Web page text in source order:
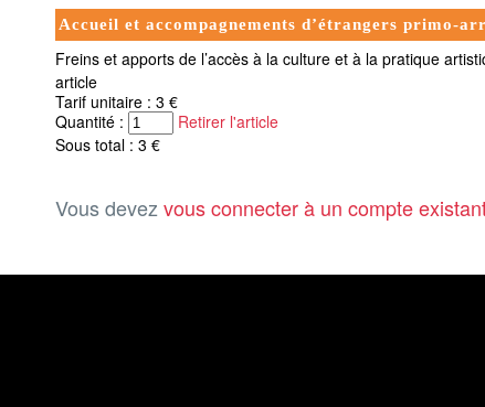
Accueil et accompagnements d’étrangers primo-
Freins et apports de l’accès à la culture et à la pratique
article
Tarif unitaire : 3 €
Quantité :
Retirer l'article
Sous total : 3 €
Vous devezvous connecter à un compte